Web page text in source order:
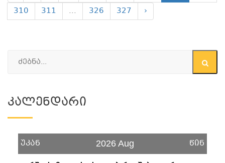
310
311 ... 326 327 ›
Კალენდარი
უკან 2026 Aug წინ